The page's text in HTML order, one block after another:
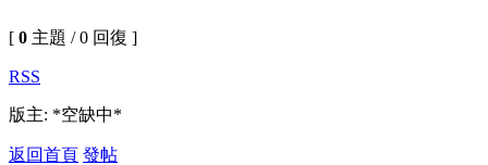
[ 0 主題 / 0 回復 ]
RSS
版主: *空缺中*
返回首頁 發帖